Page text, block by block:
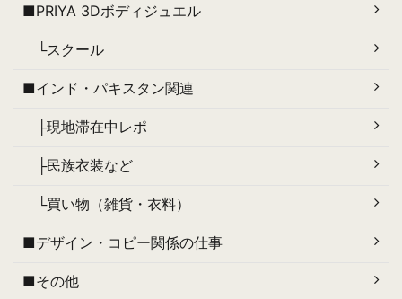
■PRIYA 3Dボディジュエル
└スクール
■インド・パキスタン関連
├現地滞在中レポ
├民族衣装など
└買い物（雑貨・衣料）
■デザイン・コピー関係の仕事
■その他